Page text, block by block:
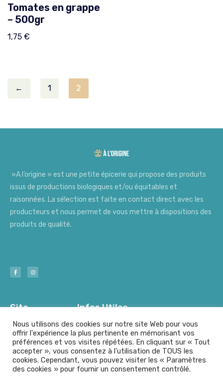
Tomates en grappe
– 500gr
1,75 €
← 1 2
»A l’origine » est une petite épicerie qui propose des produits
issus de productions biologiques et/ou équitables et
raisonnées. La sélection est faite en contact direct avec les
producteurs et nous permet de vous mettre à dispositions des
produits de qualité.
Site Infos Utiles
Nous utilisons des cookies sur notre site Web pour vous
offrir l'expérience la plus pertinente en mémorisant vos
préférences et vos visites répétées. En cliquant sur « Tout
accepter », vous consentez à l'utilisation de TOUS les
cookies. Cependant, vous pouvez visiter les « Paramètres
des cookies » pour fournir un consentement contrôlé.